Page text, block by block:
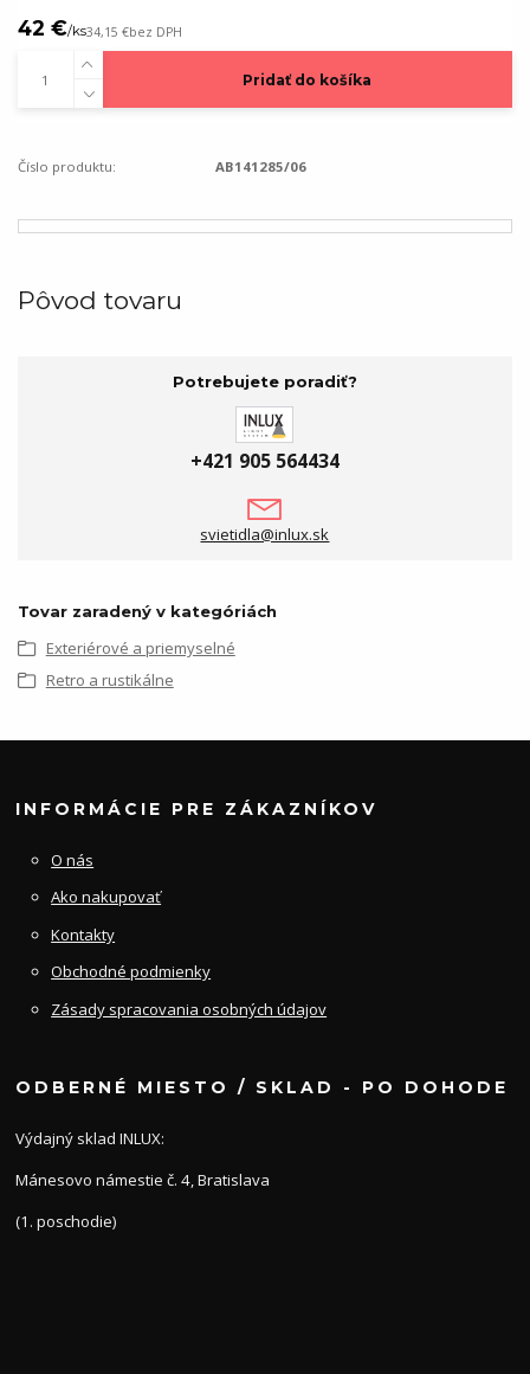
42 €/ks34,15 €bez DPH
Pridať do košíka
Číslo produktu: AB141285/06
Pôvod tovaru
Potrebujete poradiť?
+421 905 564434
svietidla@inlux.sk
Tovar zaradený v kategóriách
Exteriérové a priemyselné
Retro a rustikálne
INFORMÁCIE PRE ZÁKAZNÍKOV
O nás
Ako nakupovať
Kontakty
Obchodné podmienky
Zásady spracovania osobných údajov
ODBERNÉ MIESTO / SKLAD - PO DOHODE
Výdajný sklad INLUX:
Mánesovo námestie č. 4, Bratislava
(1. poschodie)